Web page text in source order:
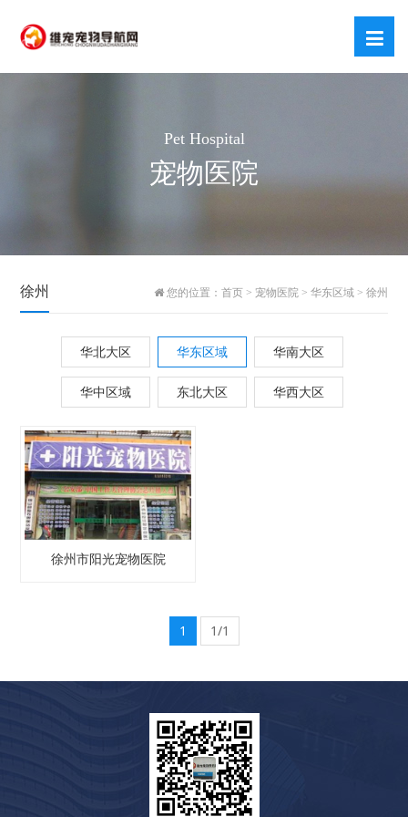
Pet Hospital
宠物医院
徐州 您的位置： 首页> 宠物医院 > 华东区域 > 徐州
华北大区 华东区域 华南大区
华中区域 东北大区 华西大区
徐州市阳光宠物医院
1 1/1